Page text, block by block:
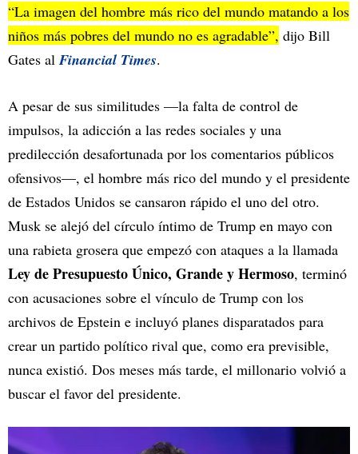
“La imagen del hombre más rico del mundo matando a los
niños más pobres del mundo no es agradable”, dijo Bill
Gates al Financial Times.
A pesar de sus similitudes —la falta de control de
impulsos, la adicción a las redes sociales y una
predilección desafortunada por los comentarios públicos
ofensivos—, el hombre más rico del mundo y el presidente
de Estados Unidos se cansaron rápido el uno del otro.
Musk se alejó del círculo íntimo de Trump en mayo con
una rabieta grosera que empezó con ataques a la llamada
Ley de Presupuesto Único, Grande y Hermoso, terminó
con acusaciones sobre el vínculo de Trump con los
archivos de Epstein e incluyó planes disparatados para
crear un partido político rival que, como era previsible,
nunca existió. Dos meses más tarde, el millonario volvió a
buscar el favor del presidente.